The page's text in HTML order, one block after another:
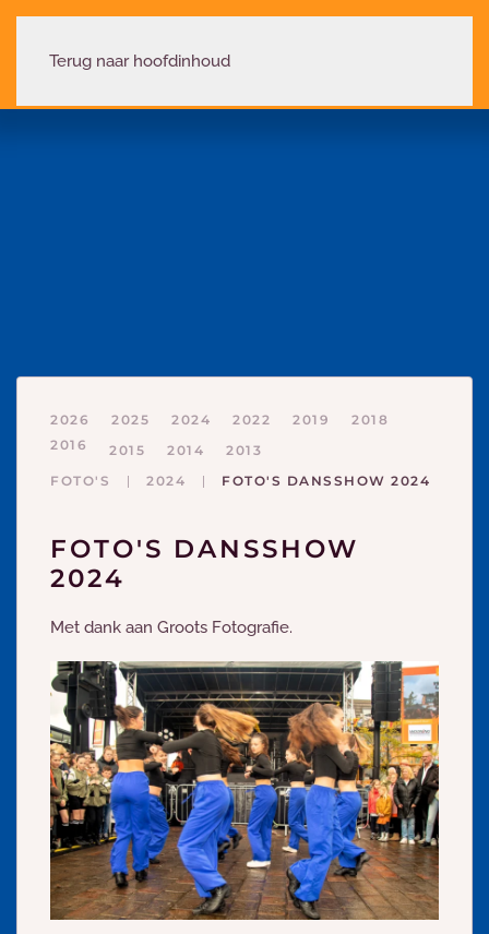
Terug naar hoofdinhoud
2026 2025 2024 2022 2019
2018
2016
2015 2014
2013
FOTO'S
2024 FOTO'S DANSSHOW 2024
FOTO'S DANSSHOW
2024
Met dank aan Groots Fotografie.